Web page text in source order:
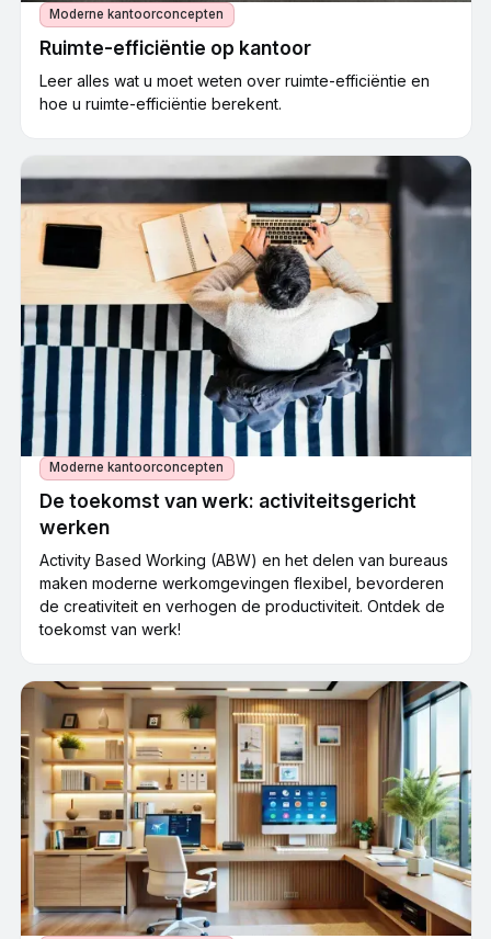
Moderne kantoorconcepten
Ruimte-efficiëntie op kantoor
Leer alles wat u moet weten over ruimte-efficiëntie en
hoe u ruimte-efficiëntie berekent.
Moderne kantoorconcepten
De toekomst van werk: activiteitsgericht
werken
Activity Based Working (ABW) en het delen van bureaus
maken moderne werkomgevingen flexibel, bevorderen
de creativiteit en verhogen de productiviteit. Ontdek de
toekomst van werk!